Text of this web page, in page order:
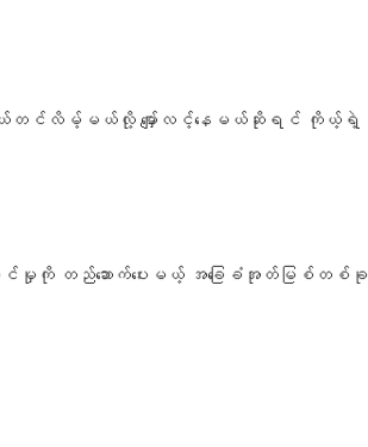
ကယ်တင်လိမ့်မယ်လို့ မျှော်လင့်နေမယ်ဆိုရင် ကိုယ့်ရဲ့
ခိုင်မှုကို တည်ဆောက်ပေးမယ့် အခြေခံအုတ်မြစ်တစ်ခု